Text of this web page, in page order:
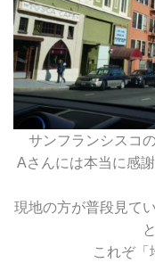
サンフランシスコ
Aさんには本当に感
現地の方が普段見て
これぞ「